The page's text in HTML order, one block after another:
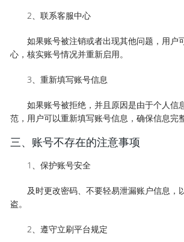
2、联系客服中心
如果账号被注销或者出现其他问题，用户
心，核实账号情况并重新启用。
3、重新填写账号信息
如果账号被拒绝，并且原因是由于个人信
范，用户可以重新填写账号信息，确保信息完
三、账号不存在的注意事项
1、保护账号安全
及时更改密码、不要轻易泄漏账户信息，
盗。
2、遵守立刷平台规定